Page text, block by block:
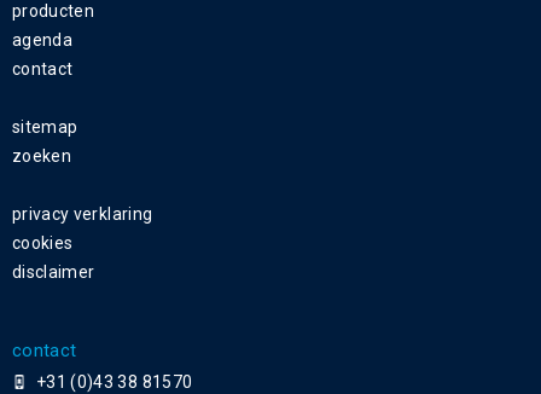
producten
agenda
contact
sitemap
zoeken
privacy verklaring
cookies
disclaimer
contact
+31 (0)43 38 81570